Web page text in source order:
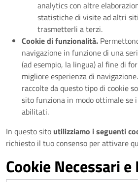
analytics con altre
statistiche di visite ad altri
trasmetterli a terzi.
Cookie di funzionalità.
navigazione in funzione di una
(ad esempio, la lingua) al fine di
migliore esperienza di
raccolte da questo tipo di cookie
sito funziona in modo ottimale se
abilitati.
In questo sito utilizziamo i seguenti
richiesto il tuo consenso per attivare
Cookie Necessari